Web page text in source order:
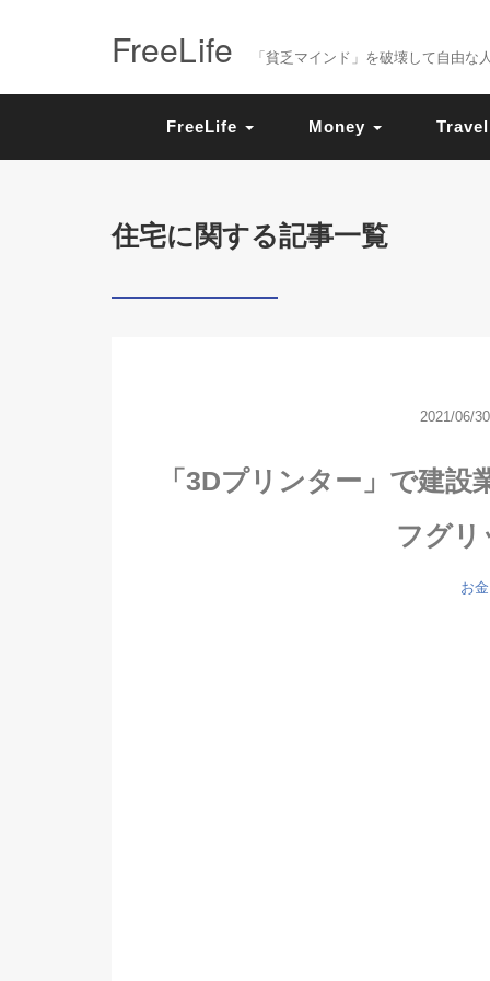
FreeLife 「貧乏マインド」を破壊して自由
FreeLife Money Travel
住宅に関する記事一覧
2021/06/30
「3Dプリンター」で建
フグリ
お金